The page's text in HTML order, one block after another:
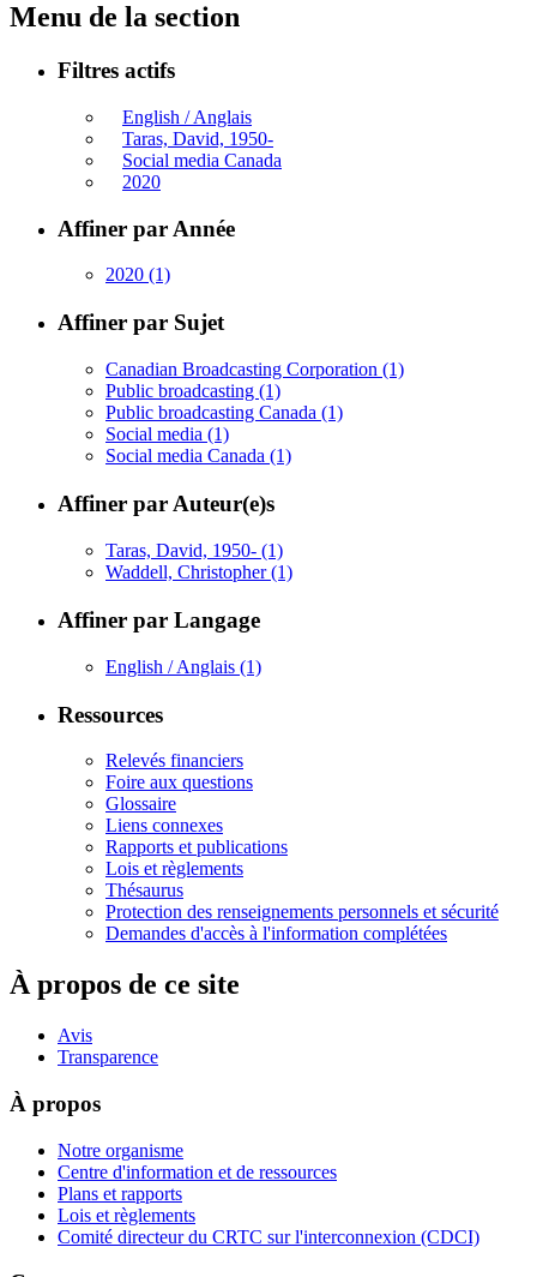
Menu de la section
Filtres actifs
English / Anglais
Taras, David, 1950-
Social media Canada
2020
Affiner par Année
2020 (1)
Affiner par Sujet
Canadian Broadcasting Corporation (1)
Public broadcasting (1)
Public broadcasting Canada (1)
Social media (1)
Social media Canada (1)
Affiner par Auteur(e)s
Taras, David, 1950- (1)
Waddell, Christopher(1)
Affiner par Langage
English / Anglais (1)
Ressources
Relevés financiers
Foire aux questions
Glossaire
Liens connexes
Rapports et publications
Lois et règlements
Thésaurus
Protection des renseignements personnels et sécurité
Demandes d'accès à l'information complétées
À propos de ce site
Avis
Transparence
À propos
Notre organisme
Centre d'information et de ressources
Plans et rapports
Lois et règlements
Comité directeur du CRTC sur l'interconnexion (CDCI)